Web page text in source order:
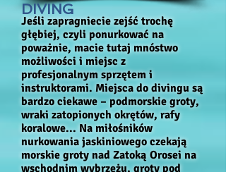
DIVING
Jeśli zapragniecie zejść trochę
głębiej, czyli ponurkować na
poważnie, macie tutaj mnóstwo
możliwości i miejsc z
profesjonalnym sprzętem i
instruktorami. Miejsca do divingu są
bardzo ciekawe – podmorskie groty,
wraki zatopionych okrętów, rafy
koralowe... Na miłośników
nurkowania jaskiniowego czekają
morskie groty nad Zatoką Orosei na
wschodnim wybrzeżu, groty pod